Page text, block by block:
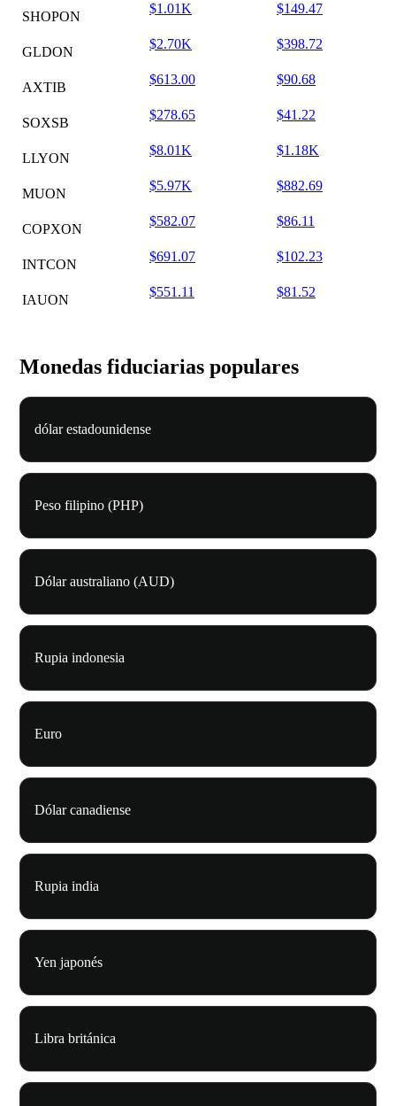
SHOPON
$1.01K $149.47
GLDON
$2.70K $398.72
AXTIB
$613.00 $90.68
SOXSB
$278.65 $41.22
LLYON
$8.01K $1.18K
MUON
$5.97K $882.69
COPXON
$582.07 $86.11
INTCON
$691.07 $102.23
IAUON
$551.11 $81.52
Monedas fiduciarias populares
dólar estadounidense
Peso filipino (PHP)
Dólar australiano (AUD)
Rupia indonesia
Euro
Dólar canadiense
Rupia india
Yen japonés
Libra británica